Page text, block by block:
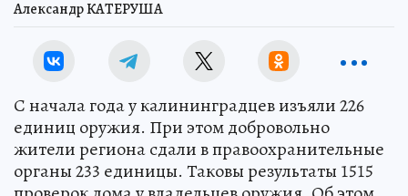
Александр КАТЕРУША
С начала года у калининградцев изъяли 226
единиц оружия. При этом добровольно
жители региона сдали в правоохранительные
органы 233 единицы. Таковы результаты 1515